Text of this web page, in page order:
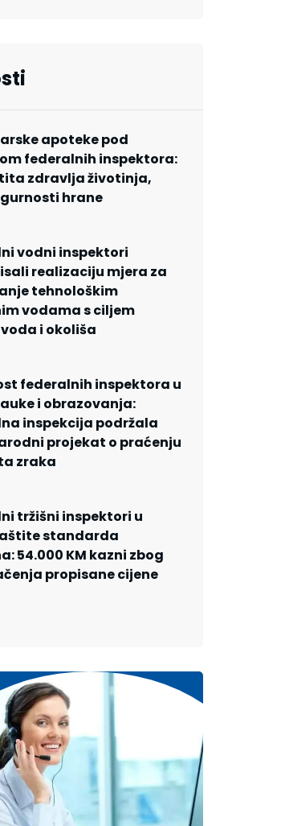
apoteke pod
federalnih inspektora:
zdravlja životinja,
hrane
vodni inspektori
realizaciju mjera za
tehnološkim
vodama s ciljem
i okoliša
federalnih inspektora u
i obrazovanja:
inspekcija podržala
projekat o praćenju
zraka
tržišni inspektori u
standarda
54.000 KM kazni zbog
propisane cijene